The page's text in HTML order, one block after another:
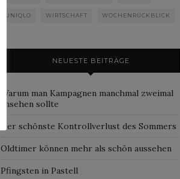
UNIQLO WIRTSCHAFT WOCHENRÜCKBLICK
NEUESTE BEITRÄGE
Warum man Kampagnen manchmal zweimal
ansehen sollte
Der schönste Kontrollverlust des Sommers
Oldtimer können mehr als schön aussehen
Pfingsten in Pastell